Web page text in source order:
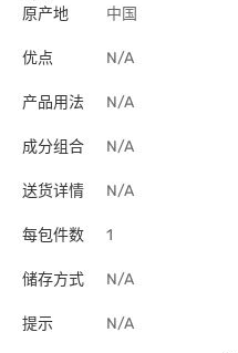
原产地
中国
优点 N/A
产品用法 N/A
成分组合 N/A
送货详情 N/A
每包件数 1
储存方式 N/A
提示 N/A